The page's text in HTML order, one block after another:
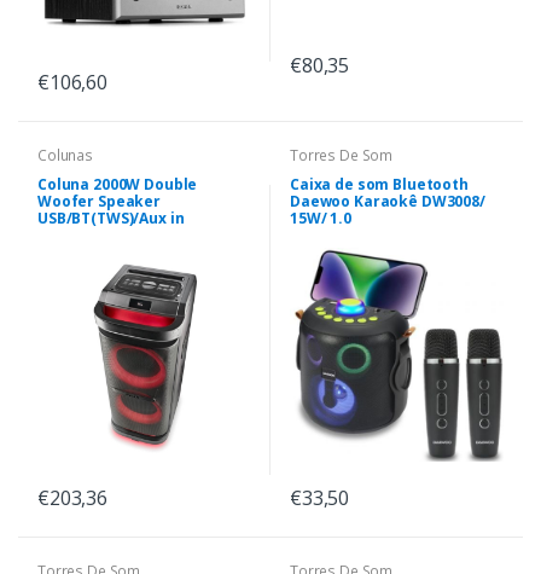
€106,60
€80,35
Colunas
Coluna 2000W Double
Woofer Speaker
USB/BT(TWS)/Aux in
€203,36
Torres De Som
Caixa de som Bluetooth
Daewoo Karaokê DW3008/
15W/ 1.0
€33,50